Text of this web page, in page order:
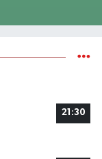
21:30